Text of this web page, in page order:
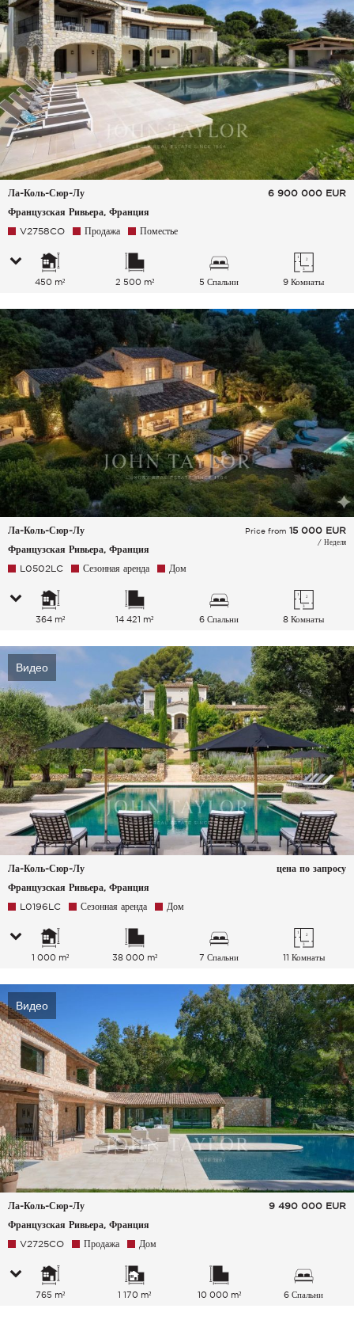
Ла-Коль-Сюр-Лу
Французская Ривьера, Франция
6 900 000 EUR
V2758CO Продажа Поместье
450 m² 2 500 m² 5 Спальни 9 Комнаты
Ла-Коль-Сюр-Лу
Французская Ривьера, Франция
Price from 15 000 EUR
/ Неделя
L0502LC Сезонная аренда Дом
364 m² 14 421 m² 6 Спальни 8 Комнаты
Видео
Ла-Коль-Сюр-Лу
Французская Ривьера, Франция
цена по запросу
L0196LC Сезонная аренда Дом
1 000 m² 38 000 m² 7 Спальни 11 Комнаты
Видео
Ла-Коль-Сюр-Лу
Французская Ривьера, Франция
9 490 000 EUR
V2725CO Продажа Дом
765 m² 1 170 m² 10 000 m² 6 Спальни